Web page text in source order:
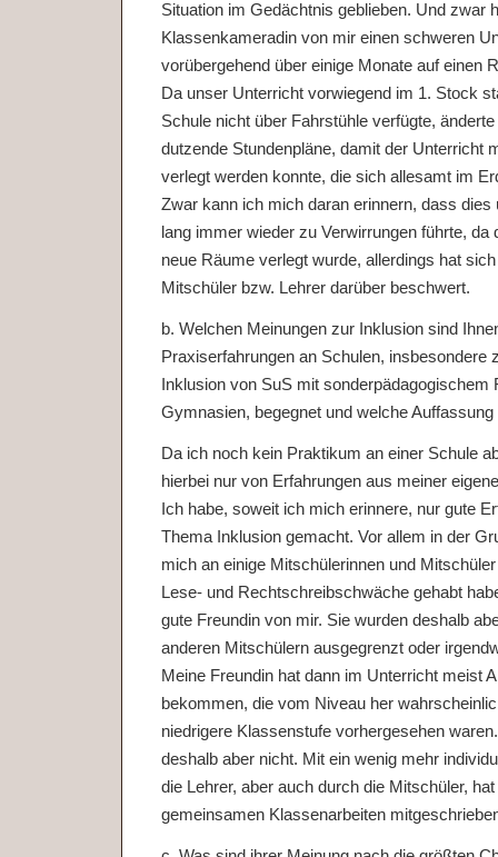
Situation im Gedächtnis geblieben. Und zwar
Klassenkameradin von mir einen schweren
vorübergehend über einige Monate auf einen
Da unser Unterricht vorwiegend im 1. Stock
Schule nicht über Fahrstühle verfügte,
dutzende Stundenpläne, damit der Unterricht
verlegt werden konnte, die sich allesamt im
Zwar kann ich mich daran erinnern, dass dies
lang immer wieder zu Verwirrungen führte, da
neue Räume verlegt wurde, allerdings hat
Mitschüler bzw. Lehrer darüber beschwert.
b. Welchen Meinungen zur Inklusion sind
Praxiserfahrungen an Schulen, insbesondere
Inklusion von SuS mit sonderpädagogischem
Gymnasien, begegnet und welche
Da ich noch kein Praktikum an einer Schule
hierbei nur von Erfahrungen aus meiner
Ich habe, soweit ich mich erinnere, nur gute
Thema Inklusion gemacht. Vor allem in der
mich an einige Mitschülerinnen und
Lese- und Rechtschreibschwäche gehabt
gute Freundin von mir. Sie wurden deshalb
anderen Mitschülern ausgegrenzt oder
Meine Freundin hat dann im Unterricht meist
bekommen, die vom Niveau her
niedrigere Klassenstufe vorhergesehen
deshalb aber nicht. Mit ein wenig mehr
die Lehrer, aber auch durch die Mitschüler,
gemeinsamen Klassenarbeiten